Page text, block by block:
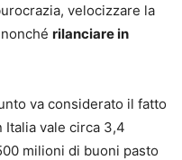
velocizzare la
rilanciare in
va considerato il fatto
Italia vale circa 3,4
milioni di buoni pasto